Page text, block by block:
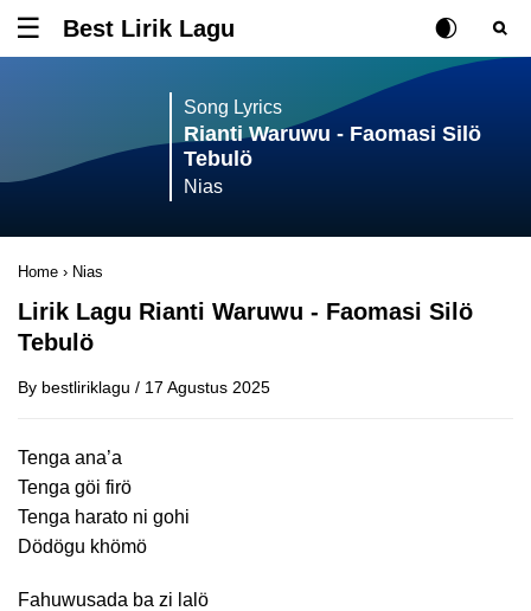
Tombol untuk membuka atau menutup menu
Best Lirik Lagu Rubah Posisi
Tombol
Song Lyrics
Rianti Waruwu - Faomasi Silö
Tebulö
Nias
Home › Nias
Lirik Lagu Rianti Waruwu - Faomasi Silö
Tebulö
By bestliriklagu / 17 Agustus 2025
Tenga ana’a
Tenga göi firö
Tenga harato ni gohi
Dödögu khömö
Fahuwusada ba zi lalö